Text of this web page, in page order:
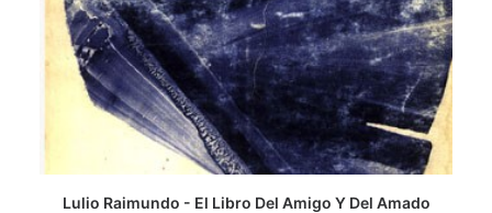
LEER MÁS
Lulio Raimundo - El Libro Del Amigo Y Del Amado